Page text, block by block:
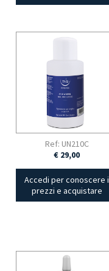
Ref: UN210C
€ 29,00
Accedi per conoscere i
prezzi e acquistare